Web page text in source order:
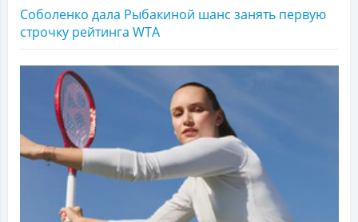
Соболенко дала Рыбакиной шанс занять первую
строчку рейтинга WTA